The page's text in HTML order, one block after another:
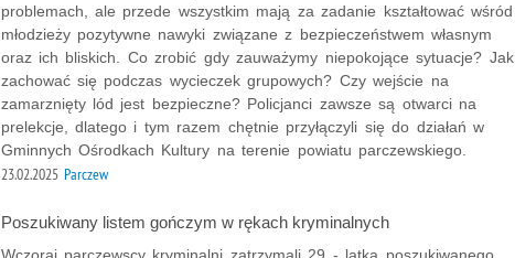
problemach, ale przede wszystkim mają za zadanie kształtować wśród
młodzieży pozytywne nawyki związane z bezpieczeństwem własnym
oraz ich bliskich. Co zrobić gdy zauważymy niepokojące sytuacje? Jak
zachować się podczas wycieczek grupowych? Czy wejście na
zamarznięty lód jest bezpieczne? Policjanci zawsze są otwarci na
prelekcje, dlatego i tym razem chętnie przyłączyli się do działań w
Gminnych Ośrodkach Kultury na terenie powiatu parczewskiego.
23.02.2025 Parczew
Poszukiwany listem gończym w rękach kryminalnych